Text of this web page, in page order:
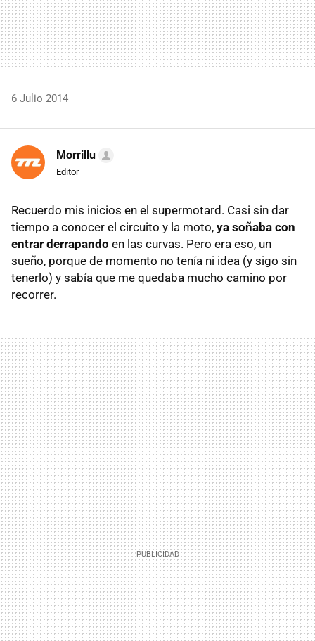
6 Julio 2014
Morrillu
Editor
Recuerdo mis inicios en el supermotard. Casi sin dar
tiempo a conocer el circuito y la moto, ya soñaba con
entrar derrapando en las curvas. Pero era eso, un
sueño, porque de momento no tenía ni idea (y sigo sin
tenerlo) y sabía que me quedaba mucho camino por
recorrer.